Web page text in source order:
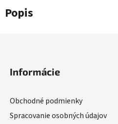
Popis
Informácie
Obchodné podmienky
Spracovanie osobných údajov